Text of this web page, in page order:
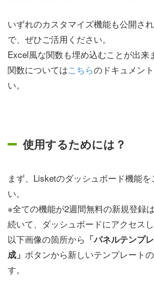
いずれのカスタマイズ機能も公開さ
で、ぜひご活用ください。
Excel風な関数も埋め込むことが出来
関数についてはこちらのドキュメン
い。
使用するためには？
まず、Lisketのダッシュボード機能を
い。
※全ての機能が2週間無料の新規登録は
続いて、ダッシュボードにアクセスし
以下画像の箇所から 「パネルテンプ
成」 ボタンから新しいテンプレート
す。